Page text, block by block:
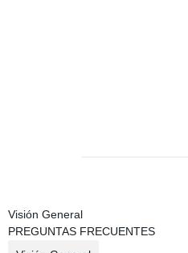
Visión General
PREGUNTAS FRECUENTES